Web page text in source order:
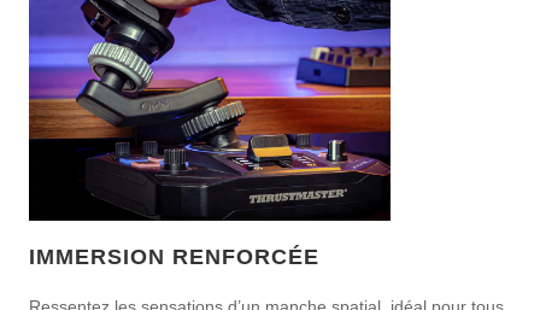
IMMERSION RENFORCÉE